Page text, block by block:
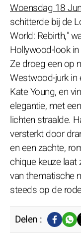
Woensdag 18
schitterde bij de
World: Rebirth,"
Hollywood-look
Ze droeg een op
Westwood-jurk in
Kate Young, en
elegantie, met
lichten straalde.
versterkt door
en een zachte,
chique keuze
van thematische
steeds op de
Delen :